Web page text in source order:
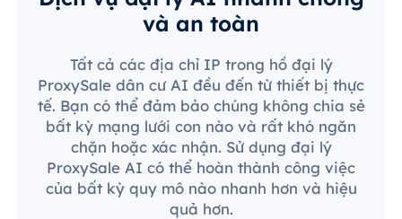
và an toàn
Tất cả các địa chỉ IP trong hồ đại lý
ProxySale dân cư AI đều đến từ thiết bị thực
tế. Bạn có thể đảm bảo chúng không chia sẻ
bất kỳ mạng lưới con nào và rất khó ngăn
chặn hoặc xác nhận. Sử dụng đại lý
ProxySale AI có thể hoàn thành công việc
của bất kỳ quy mô nào nhanh hơn và hiệu
quả hơn.